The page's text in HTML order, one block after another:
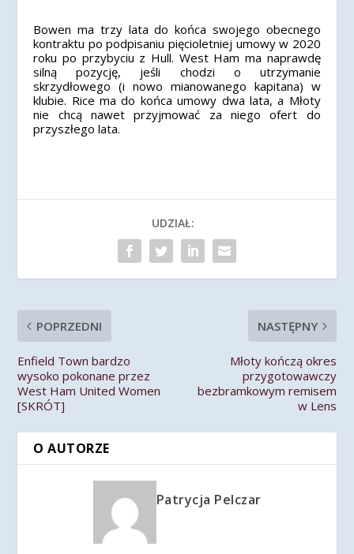
Bowen ma trzy lata do końca swojego obecnego
kontraktu po podpisaniu pięcioletniej umowy w 2020
roku po przybyciu z Hull. West Ham ma naprawdę
silną pozycję, jeśli chodzi o utrzymanie
skrzydłowego (i nowo mianowanego kapitana) w
klubie. Rice ma do końca umowy dwa lata, a Młoty
nie chcą nawet przyjmować za niego ofert do
przyszłego lata.
UDZIAŁ:
POPRZEDNI
Enfield Town bardzo
wysoko pokonane przez
West Ham United Women
[SKRÓT]
NASTĘPNY
Młoty kończą okres
przygotowawczy
bezbramkowym remisem
w Lens
O AUTORZE
Patrycja Pelczar